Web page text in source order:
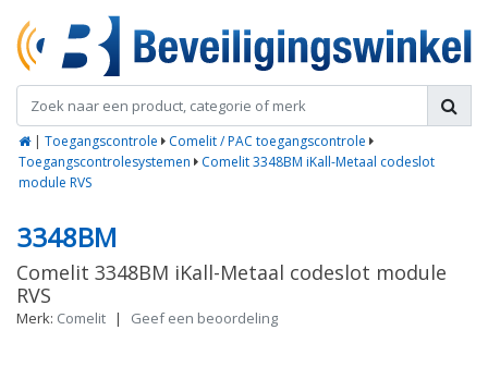
| Toegangscontrole
Comelit / PAC toegangscontrole
Toegangscontrolesystemen
Comelit 3348BM iKall-Metaal codeslot
module RVS
3348BM
Comelit 3348BM iKall-Metaal codeslot module
RVS
Merk: Comelit | Geef een beoordeling